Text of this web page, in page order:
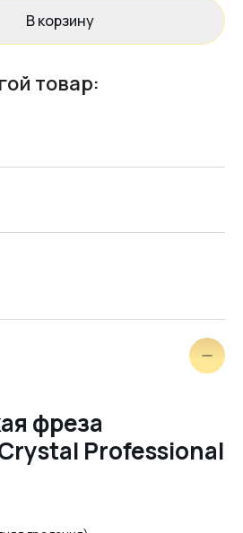
В корзину
товар:
фреза
Professional